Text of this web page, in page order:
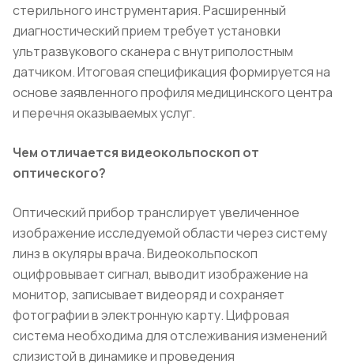
стерильного инструментария. Расширенный
диагностический прием требует установки
ультразвукового сканера с внутриполостным
датчиком. Итоговая спецификация формируется на
основе заявленного профиля медицинского центра
и перечня оказываемых услуг.
Чем отличается видеокольпоскоп от
оптического?
Оптический прибор транслирует увеличенное
изображение исследуемой области через систему
линз в окуляры врача. Видеокольпоскоп
оцифровывает сигнал, выводит изображение на
монитор, записывает видеоряд и сохраняет
фотографии в электронную карту. Цифровая
система необходима для отслеживания изменений
слизистой в динамике и проведения